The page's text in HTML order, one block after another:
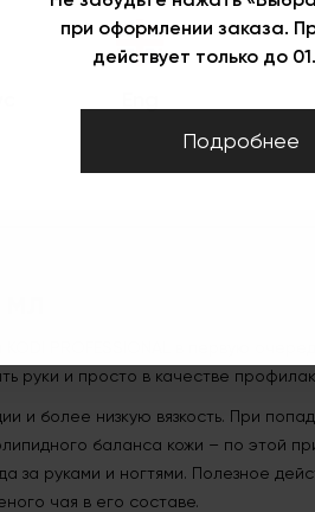
Объём 250 мл
Категория Уход за руками
чай, 250 мл
PROFESSIONAL в первую
руки и просто в качестве
и более низкую вязкость. При
баланса кожи – по этой
за руками и ногтями. Полезное
чая в его составе.
при оформлении заказа.
действует только до
Подробнее